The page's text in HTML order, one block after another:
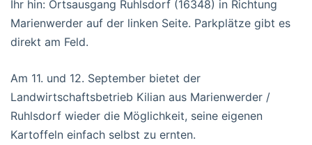
Ihr hin: Ortsausgang Ruhlsdorf (16348) in Richtung
Marienwerder auf der linken Seite. Parkplätze gibt es
direkt am Feld.
Am 11. und 12. September bietet der
Landwirtschaftsbetrieb Kilian aus Marienwerder /
Ruhlsdorf wieder die Möglichkeit, seine eigenen
Kartoffeln einfach selbst zu ernten.